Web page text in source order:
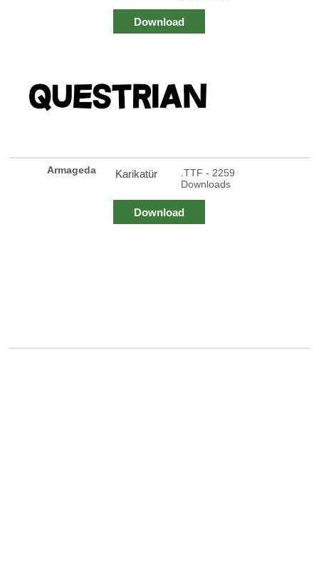
Download
Armageda Karikatür
.TTF - 2259
Downloads
Download